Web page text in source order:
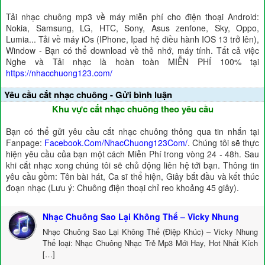
Tải nhạc chuông mp3 về máy miễn phí cho điện thoại Android:
Nokia, Samsung, LG, HTC, Sony, Asus zenfone, Sky, Oppo,
Lumia... Tải về máy iOs (IPhone, Ipad hệ điều hành IOS 13 trở lên),
Window - Bạn có thể download về thẻ nhớ, máy tính. Tất cả việc
Nghe và Tải nhạc là hoàn toàn MIỄN PHÍ 100% tại
https://nhacchuong123.com/
Yêu cầu cắt nhạc chuông - Gửi bình luận
Khu vực cắt nhạc chuông theo yêu cầu
Bạn có thể gửi yêu cầu cắt nhạc chuông thông qua tin nhắn tại
Fanpage: Facebook.Com/NhacChuong123Com/. Chúng tôi sẽ thực
hiện yêu cầu của bạn một cách Miễn Phí trong vòng 24 - 48h. Sau
khi cắt nhạc xong chúng tôi sẽ chủ động liên hệ tới bạn. Thông tin
yêu cầu gồm: Tên bài hát, Ca sĩ thể hiện, Giây bắt đầu và kết thúc
đoạn nhạc (Lưu ý: Chuông điện thoại chỉ reo khoảng 45 giây).
Nhạc Chuông Sao Lại Không Thể – Vicky Nhung
Nhạc Chuông Sao Lại Không Thể (Điệp Khúc) – Vicky Nhung
Thể loại: Nhạc Chuông Nhạc Trẻ Mp3 Mới Hay, Hot Nhất Kích
[…]